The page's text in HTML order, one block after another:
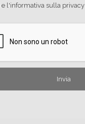
e l'informativa sulla privacy